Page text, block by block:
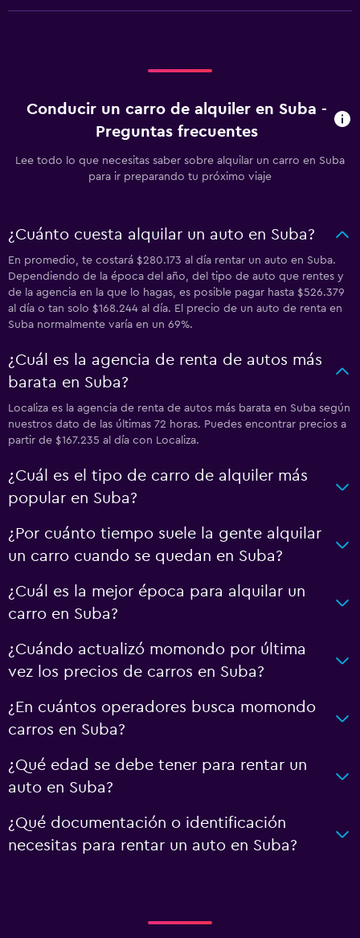
Conducir un carro de alquiler en Suba -
Preguntas frecuentes
Lee todo lo que necesitas saber sobre alquilar un carro en Suba
para ir preparando tu próximo viaje
¿Cuánto cuesta alquilar un auto en Suba?
En promedio, te costará $280.173 al día rentar un auto en Suba.
Dependiendo de la época del año, del tipo de auto que rentes y
de la agencia en la que lo hagas, es posible pagar hasta $526.379
al día o tan solo $168.244 al día. El precio de un auto de renta en
Suba normalmente varía en un 69%.
¿Cuál es la agencia de renta de autos más
barata en Suba?
Localiza es la agencia de renta de autos más barata en Suba según
nuestros dato de las últimas 72 horas. Puedes encontrar precios a
partir de $167.235 al día con Localiza.
¿Cuál es el tipo de carro de alquiler más
popular en Suba?
¿Por cuánto tiempo suele la gente alquilar
un carro cuando se quedan en Suba?
¿Cuál es la mejor época para alquilar un
carro en Suba?
¿Cuándo actualizó momondo por última
vez los precios de carros en Suba?
¿En cuántos operadores busca momondo
carros en Suba?
¿Qué edad se debe tener para rentar un
auto en Suba?
¿Qué documentación o identificación
necesitas para rentar un auto en Suba?